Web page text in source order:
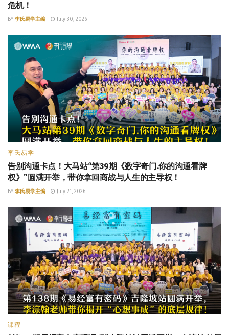
危机！
BY 李氏易学主编 July 30, 2026
李氏易学
告别沟通卡点！大马站“第39期《数字奇门.你的沟通看牌
权》”圆满开举，带你拿回商战与人生的主导权！
BY 李氏易学主编 July 21, 2026
课程